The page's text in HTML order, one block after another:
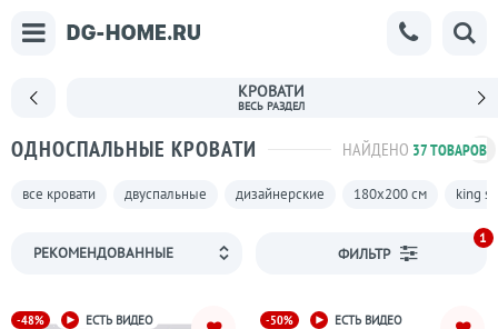
КРОВАТИ
ОДНОСПАЛЬНЫЕ КРОВАТИ НАЙДЕНО 37 ТОВАРОВ
все кровати двуспальные дизайнерские 180х200 см king
ФИЛЬТР
1
-48% ЕСТЬ ВИДЕО -50% ЕСТЬ ВИДЕО